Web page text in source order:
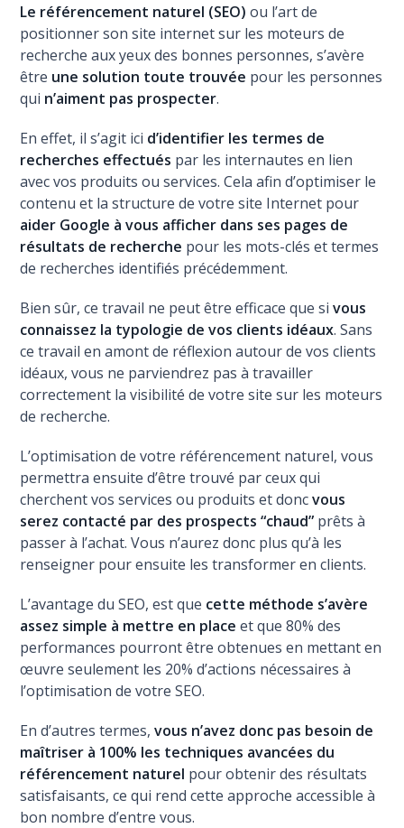
Le référencement naturel (SEO) ou l’art de
positionner son site internet sur les moteurs de
recherche aux yeux des bonnes personnes, s’avère
être une solution toute trouvée pour les personnes
qui n’aiment pas prospecter.
En effet, il s’agit ici d’identifier les termes de
recherches effectués par les internautes en lien
avec vos produits ou services. Cela afin d’optimiser le
contenu et la structure de votre site Internet pour
aider Google à vous afficher dans ses pages de
résultats de recherche pour les mots-clés et termes
de recherches identifiés précédemment.
Bien sûr, ce travail ne peut être efficace que sivous
connaissez la typologie de vos clients idéaux. Sans
ce travail en amont de réflexion autour de vos clients
idéaux, vous ne parviendrez pas à travailler
correctement la visibilité de votre site sur les moteurs
de recherche.
L’optimisation de votre référencement naturel, vous
permettra ensuite d’être trouvé par ceux qui
cherchent vos services ou produits et doncvous
serez contacté par des prospects “chaud” prêts à
passer à l’achat. Vous n’aurez donc plus qu’à les
renseigner pour ensuite les transformer en clients.
L’avantage du SEO, est que cette méthode s’avère
assez simple à mettre en place et que 80% des
performances pourront être obtenues en mettant en
œuvre seulement les 20% d’actions nécessaires à
l’optimisation de votre SEO.
En d’autres termes,vous n’avez donc pas besoin de
maîtriser à 100% les techniques avancées du
référencement naturel pour obtenir des résultats
satisfaisants, ce qui rend cette approche accessible à
bon nombre d’entre vous.